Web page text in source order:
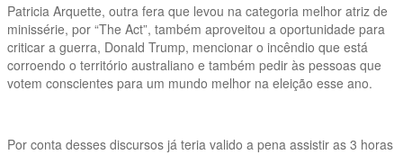
Patricia Arquette, outra fera que levou na categoria melhor atriz de
minissérie, por “The Act”, também aproveitou a oportunidade para
criticar a guerra, Donald Trump, mencionar o incêndio que está
corroendo o território australiano e também pedir às pessoas que
votem conscientes para um mundo melhor na eleição esse ano.
Por conta desses discursos já teria valido a pena assistir as 3 horas